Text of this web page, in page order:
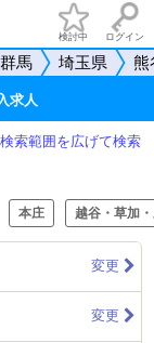
検討中 ログイン
馬 埼玉県 熊
求人
索範囲を広げて検索
本庄 越谷・草加
変更
変更